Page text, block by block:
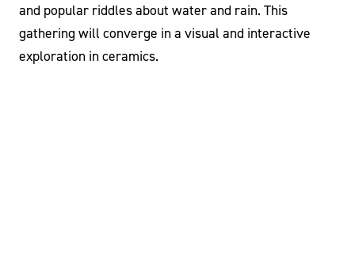
and popular riddles about water and rain. This
gathering will converge in a visual and interactive
exploration in ceramics.